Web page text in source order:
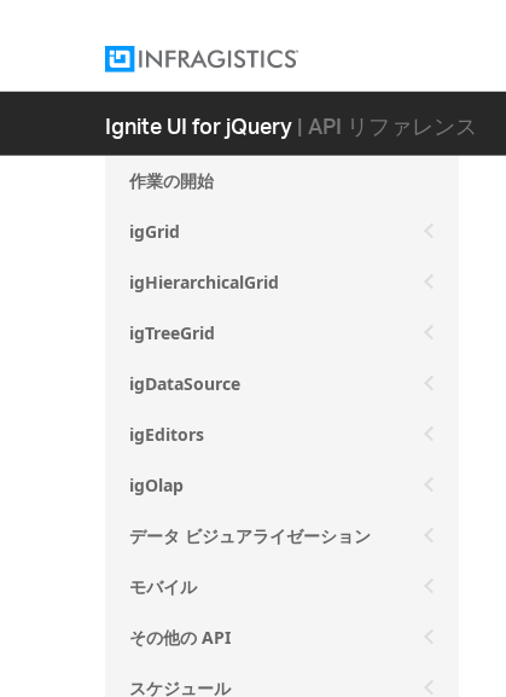
Ignite UI for jQuery| API リファレンス
作業の開始
igGrid
igHierarchicalGrid
igTreeGrid
igDataSource
igEditors
igOlap
データ ビジュアライゼーション
モバイル
その他の API
スケジュール